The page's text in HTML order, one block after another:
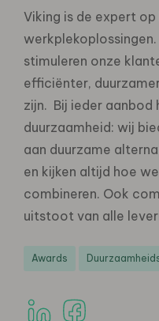
Viking is de expert
stimuleren onze
efficiënter,
zijn. Bij ieder aanbod
duurzaamheid: wij
aan duurzame
en kijken altijd hoe
combineren. Ook
uitstoot van alle
Awards